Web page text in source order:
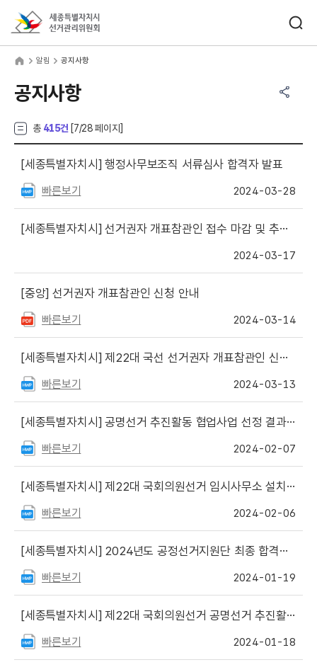
알림 공지사항
공지사항
총 415건 [7/28 페이지]
[세종특별자치시] 행정사무보조직 서류심사 합격자 발표
빠른보기 2024-03-28
[세종특별자치시] 선거권자 개표참관인 접수 마감 및 추첨 안내
2024-03-17
[중앙] 선거권자 개표참관인 신청 안내
빠른보기 2024-03-14
[세종특별자치시] 제22대 국선 선거권자 개표참관인 신청 안내
빠른보기 2024-03-13
[세종특별자치시] 공명선거 추진활동 협업사업 선정 결과 발표
빠른보기 2024-02-07
[세종특별자치시] 제22대 국회의원선거 임시사무소 설치·운영 안내
빠른보기 2024-02-06
[세종특별자치시] 2024년도 공정선거지원단 최종 합격자 발표
빠른보기 2024-01-19
[세종특별자치시] 제22대 국회의원선거 공명선거 추진활동 협업사업 공모(세종)
빠른보기 2024-01-18